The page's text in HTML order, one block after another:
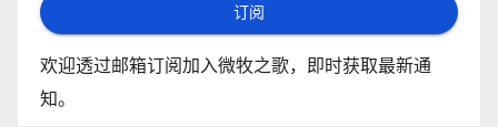
订阅
欢迎透过邮箱订阅加入微牧之歌，即时获取最新通
知。